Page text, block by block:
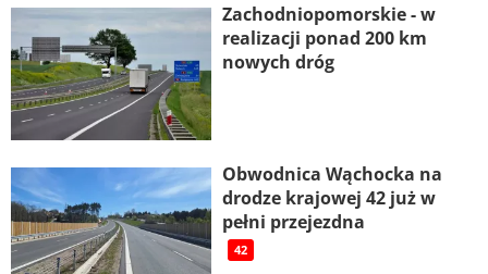
Zachodniopomorskie - w
realizacji ponad 200 km
nowych dróg
Obwodnica Wąchocka na
drodze krajowej 42 już w
pełni przejezdna
42